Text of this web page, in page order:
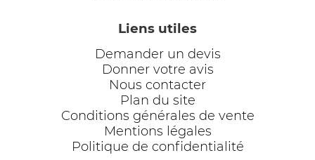
Liens utiles
Demander un devis
Donner votre avis
Nous contacter
Plan du site
Conditions générales de vente
Mentions légales
Politique de confidentialité